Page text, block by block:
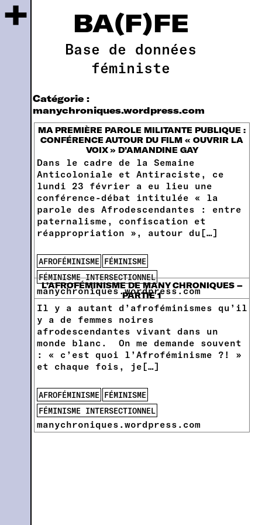
BA(F)FE
Base de données
féministe
+
Catégorie :
manychroniques.wordpress.com
MA PREMIÈRE PAROLE MILITANTE PUBLIQUE :
CONFÉRENCE AUTOUR DU FILM « OUVRIR LA
VOIX » D’AMANDINE GAY
Dans le cadre de la Semaine
Anticoloniale et Antiraciste, ce
lundi 23 février a eu lieu une
conférence-débat intitulée « la
parole des Afrodescendantes : entre
paternalisme, confiscation et
réappropriation », autour du[…]
AFROFÉMINISME FÉMINISME
FÉMINISME INTERSECTIONNEL
manychroniques.wordpress.com
L’AFROFÉMINISME DE MANY CHRONIQUES –
PARTIE 1
Il y a autant d’afroféminismes qu’il
y a de femmes noires
afrodescendantes vivant dans un
monde blanc. On me demande souvent
: « c’est quoi l’Afroféminisme ?! »
et chaque fois, je[…]
AFROFÉMINISME FÉMINISME
FÉMINISME INTERSECTIONNEL
manychroniques.wordpress.com